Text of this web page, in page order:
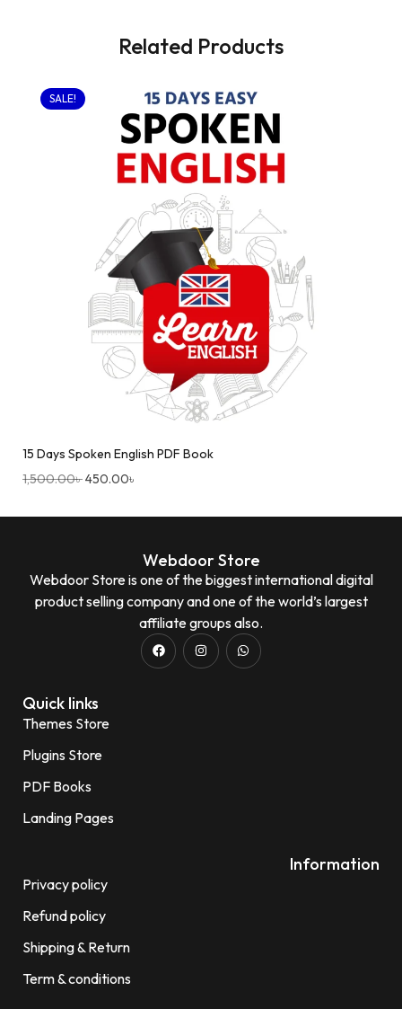
Related Products
SALE!
15 Days Spoken English PDF Book
1,500.00৳450.00৳
Webdoor Store
Webdoor Store is one of the biggest international digital
product selling company and one of the world’s largest
affiliate groups also.
Quick links
Themes Store
Plugins Store
PDF Books
Landing Pages
Information
Privacy policy
Refund policy
Shipping & Return
Term & conditions